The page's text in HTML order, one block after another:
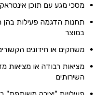
מסכי מגע עם תוכן
תחנות הדגמה פעילות בהן
במוצר
משחקים או חידונים
מציאות רבודה או מציאות
השירותים